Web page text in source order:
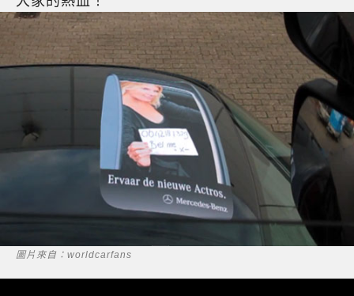
圖片來自：worldcarfans